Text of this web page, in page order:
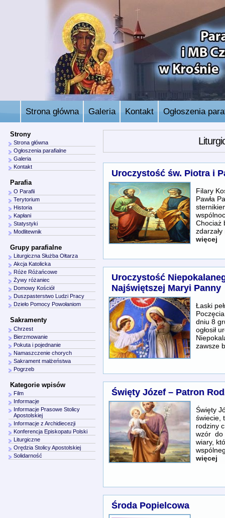
Strona główna Galeria Kontakt Ogłoszenia
Uroczystość św. Piotra i
Filary
Pawła
Chociaż
więcej
Uroczystość
Najświętszej Maryi Panny
Łaski
dniu 8
ogłosił
zawsze
Święty Józef – Patron
Święty
świecie,
rodziny
wzór do
wiary,
więcej
Środa Popielcowa
Strony
Strona główna
Ogłoszenia parafialne
Galeria
Kontakt
Parafia
O Parafii
Terytorium
Historia
Kapłani
Statystyki
Modlitewnik
Grupy parafialne
Liturgiczna Służba Ołtarza
Akcja Katolicka
Róże Różańcowe
Żywy różaniec
Domowy Kościół
Duszpasterstwo Ludzi Pracy
Dzieło Pomocy Powołaniom
Sakramenty
Chrzest
Bierzmowanie
Pokuta i pojednanie
Namaszczenie chorych
Sakrament małżeństwa
Pogrzeb
Kategorie wpisów
Film
Informacje
Informacje Prasowe Stolicy
Apostolskiej
Informacje z Archidiecezji
Konferencja Episkopatu Polski
Liturgiczne
Orędzia Stolicy Apostolskiej
Solidarność